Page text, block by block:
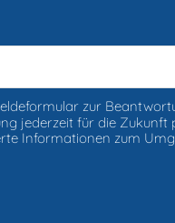
zur
jederzeit für die Zukunft
Informationen zum